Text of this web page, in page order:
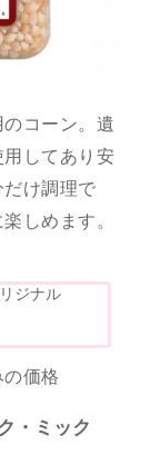
コーン。遺
してあり安
け調理で
しめます。
ジナル
価格
・ミック